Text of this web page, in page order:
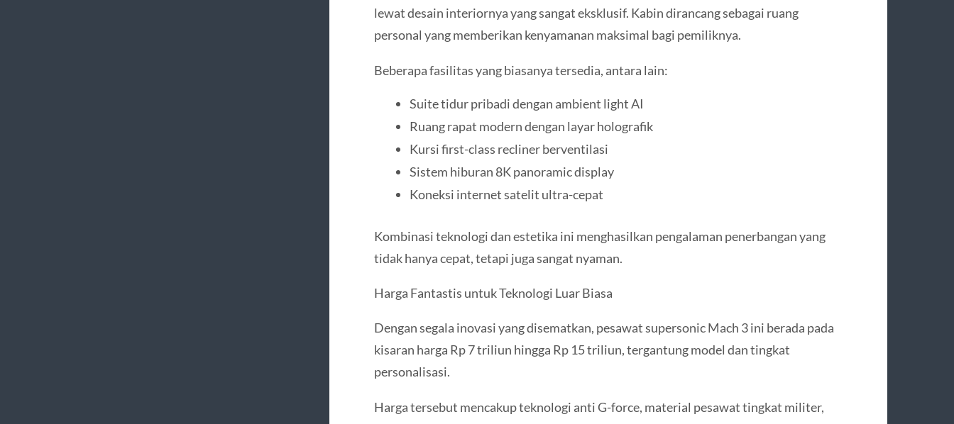
lewat desain interiornya yang sangat eksklusif. Kabin dirancang sebagai ruang
personal yang memberikan kenyamanan maksimal bagi pemiliknya.
Beberapa fasilitas yang biasanya tersedia, antara lain:
Suite tidur pribadi dengan ambient light AI
Ruang rapat modern dengan layar holografik
Kursi first-class recliner berventilasi
Sistem hiburan 8K panoramic display
Koneksi internet satelit ultra-cepat
Kombinasi teknologi dan estetika ini menghasilkan pengalaman penerbangan yang
tidak hanya cepat, tetapi juga sangat nyaman.
Harga Fantastis untuk Teknologi Luar Biasa
Dengan segala inovasi yang disematkan, pesawat supersonic Mach 3 ini berada pada
kisaran harga Rp 7 triliun hingga Rp 15 triliun, tergantung model dan tingkat
personalisasi.
Harga tersebut mencakup teknologi anti G-force, material pesawat tingkat militer,